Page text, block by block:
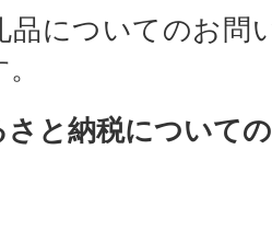
品についてのお問
と納税について